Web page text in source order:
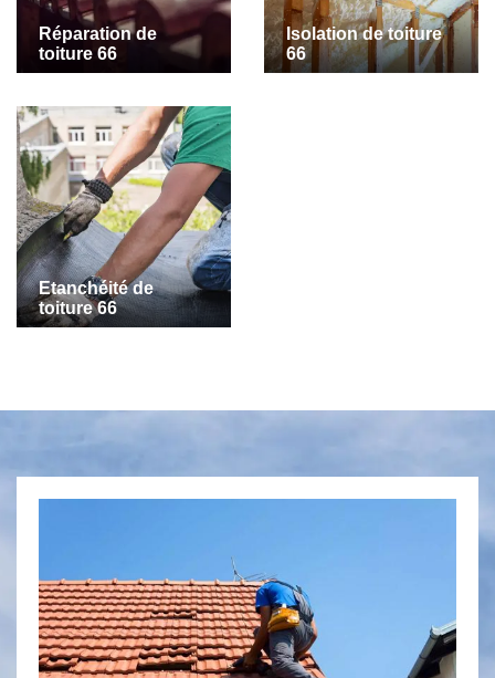
Réparation de
toiture 66
Isolation de toiture
66
Etanchéité de
toiture 66